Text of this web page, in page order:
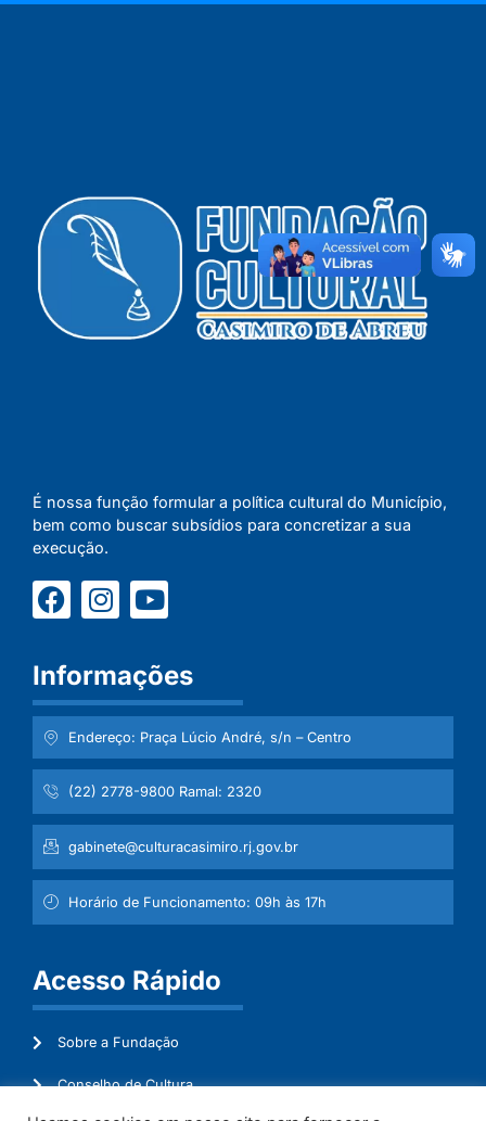
É nossa função formular a política cultural do Município,
bem como buscar subsídios para concretizar a sua
execução.
Informações
Endereço: Praça Lúcio André, s/n – Centro
(22) 2778-9800 Ramal: 2320
gabinete@culturacasimiro.rj.gov.br
Horário de Funcionamento: 09h às 17h
Acesso Rápido
Sobre a Fundação
Conselho de Cultura